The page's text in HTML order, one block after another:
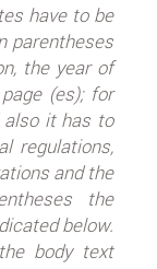
have to be
parentheses
the year of
(es); for
also it has to
regulations,
and the
the
below.
body text